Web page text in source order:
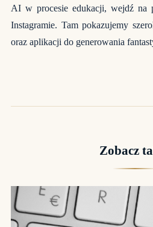
AI w procesie edukacji, wejdź na
Instagramie. Tam pokazujemy
oraz aplikacji do generowania
Zobacz